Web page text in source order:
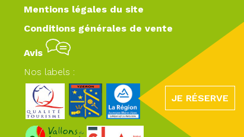
JE RÉSERVE
Mentions légales du site
Conditions générales de vente
Avis
Nos labels :